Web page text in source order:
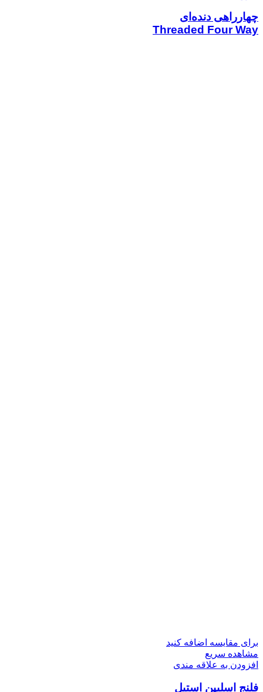
چهارراهی دنده‌ای
Threaded Four Way
برای مقایسه اضافه کنید
مشاهده سریع
افزودن به علاقه مندی
فلنج اسلیپن استیل